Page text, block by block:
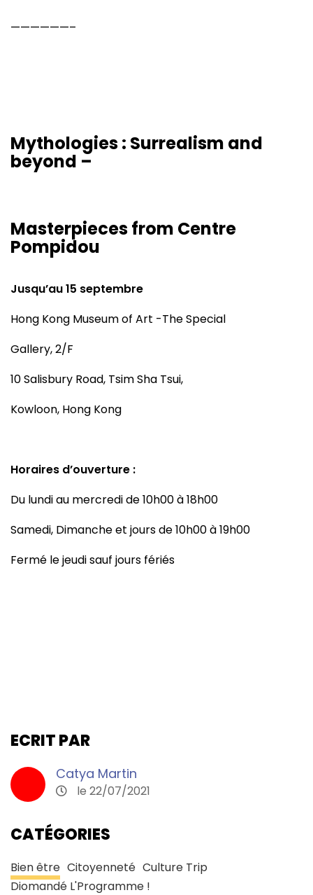
——————–
Mythologies : Surrealism and
beyond –
Masterpieces from Centre
Pompidou
Jusqu’au 15 septembre
Hong Kong Museum of Art -The Special
Gallery, 2/F
10 Salisbury Road, Tsim Sha Tsui,
Kowloon, Hong Kong
Horaires d’ouverture :
Du lundi au mercredi de 10h00 à 18h00
Samedi, Dimanche et jours de 10h00 à 19h00
Fermé le jeudi sauf jours fériés
ECRIT PAR
Catya Martin
le 22/07/2021
CATÉGORIES
Bien être Citoyenneté Culture Trip
Diomandé L'Programme !